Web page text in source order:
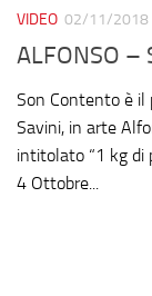
VIDEO 02/11/2018
ALFONSO –
Son Contento è il
Savini, in arte
intitolato “1 kg di
4 Ottobre...